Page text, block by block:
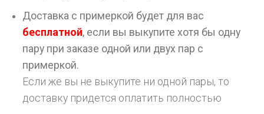
Доставка с примеркой будет для вас
бесплатной, если вы выкупите хотя бы одну
пару при заказе одной или двух пар с
примеркой.
Если же вы не выкупите ни одной пары, то
доставку придется оплатить полностью